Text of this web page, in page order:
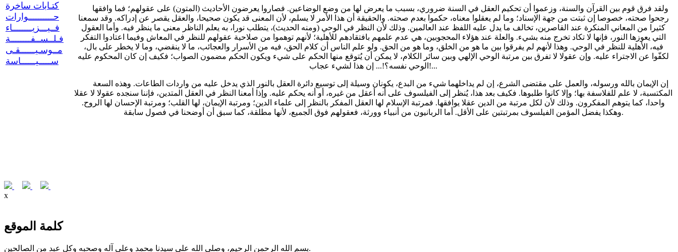
كتـابات ساخرة
حــــــــــوارات
فــيـــزيــــــــاء
فـلــســفــــــــة
مــوسـيــــــقـى
ســـــيــــــاسة
رجحوا صحته، خصوصا إن ثبتت من جهة الإسناد؛ وما لم يعقلوا معناه، حكموا بعدم صحته. والحقيقة أن هذا الأمر لا يسلم، لأن المعنى قد يكون صحيحا، والعقل يقصر عن إدراكه. وقد سمعنا
كثيرا من المعاني المنكرة عند القاصرين، تخالف ما يدل عليه اللفظ عند العالمين. وذلك لأن النظر في الوحي (ومنه الحديث)، يتطلب نورا، به يعلم الناظر معنى ما ينظر فيه. وأما العقول
التي يعوزها النور، فإنها لا تكاد تخرج منه بشيء. والعلة عند هؤلاء المحجوبين، هي عدم علمهم بافتقادهم للأهلية؛ لأنهم توهموا من صلاحية عقولهم للنظر في المعاش وفيما اعتادوا التفكر
فيه، الأهلية للنظر في الوحي. وهذا لأنهم لم يفرقوا بين ما هو من الخلق، وما هو من الحق. ولو علم الناس أن كلام الحق، فيه من الأسرار والعجائب، ما لا ينقضي، وما لا يخطر على بال،
لكفّوا عن الاجتراء عليه. وإن عقولا لا تفرق بين مرتبة الوحي الإلهي وبين سائر الكلام، لا يمكن أن يُتوقع منها الحكم على شيء ويكون الحكم مضمون الصواب؛ فكيف إن كان المحكوم عليه
الوحي نفسه؟!... إن هذا لشيء عجاب!...
المكتسبة، لا علم للفلاسفة بها؛ وإلا كانوا طلبوها. فكيف بعد هذا، يُنظر إلى الفيلسوف على أنه أعقل من غيره، أو أنه يحكم عليه. وإذا أمعنا النظر في العقل المتدين، فإننا سنجده عقولا لا عقلا
واحدا، كما يتوهم المفكرون. وذلك لأن لكل مرتبة من الدين عقلا يوافقها. فمرتبة الإسلام لها العقل المفكر بالنظر إلى علماء الدين؛ ومرتبة الإيمان، لها القلب؛ ومرتبة الإحسان لها الروح.
وهكذا يفضل المؤمن الفيلسوف بمرتبتين على الأقل. أما الربانيون من أنبياء وورثة، فعقولهم فوق الجميع، لأنها مطلقة، كما سبق أن أوضحنا في فصول سابقة.
x
كلمة الموقع
بسم الله الرحمن الرحيم، وصلى الله على سيدنا محمد وعلى آله وصحبه وكل عبد من الصالحين.